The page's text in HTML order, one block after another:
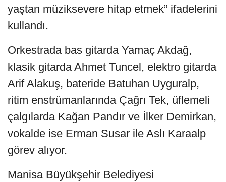
yaştan müziksevere hitap etmek” ifadelerini
kullandı.
Orkestrada bas gitarda Yamaç Akdağ,
klasik gitarda Ahmet Tuncel, elektro gitarda
Arif Alakuş, bateride Batuhan Uyguralp,
ritim enstrümanlarında Çağrı Tek, üflemeli
çalgılarda Kağan Pandır ve İlker Demirkan,
vokalde ise Erman Susar ile Aslı Karaalp
görev alıyor.
Manisa Büyükşehir Belediyesi